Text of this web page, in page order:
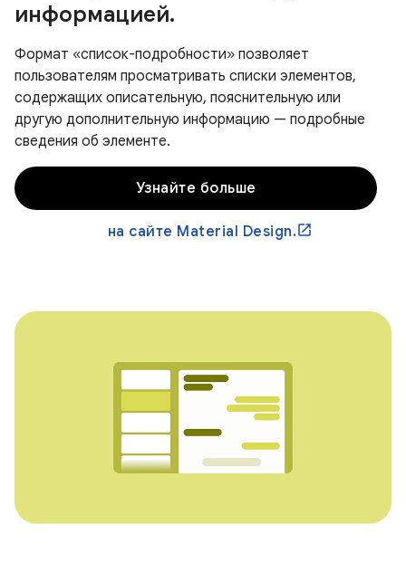
информацией.
Формат «список-подробности» позволяет
пользователям просматривать списки элементов,
содержащих описательную, пояснительную или
другую дополнительную информацию — подробные
сведения об элементе.
Узнайте больше
на сайте Material Design.